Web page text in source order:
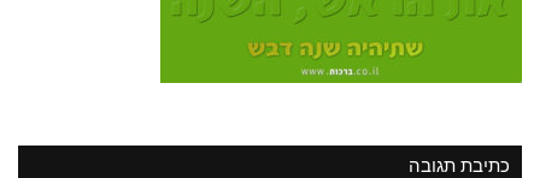
כתיבת תגובה